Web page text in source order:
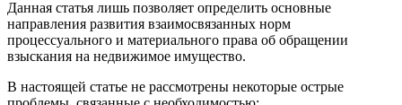
Данная статья лишь позволяет определить основные
направления развития взаимосвязанных норм
процессуального и материального права об обращении
взыскания на недвижимое имущество.
В настоящей статье не рассмотрены некоторые острые